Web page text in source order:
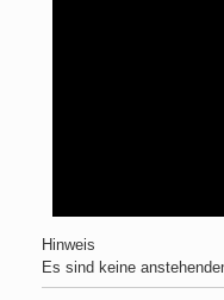
Hinweis
Es sind keine